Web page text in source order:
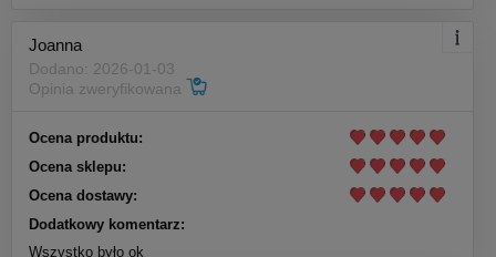
Joanna
Dodano: 2026-01-03
Opinia zweryfikowana
Ocena produktu:
Ocena sklepu:
Ocena dostawy:
Dodatkowy komentarz:
Wszystko było ok